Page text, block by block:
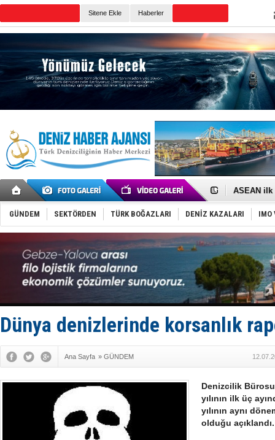
Sitene Ekle Haberler
D-Marin,
ASEAN ilk
TAYK -
İstanbul
Tersane
İngiliz
FESCO,
DESE,
35 milyon
İnsansız
Anadolu
GÜNDEM SEKTÖRDEN TÜRK BOĞAZLARI DENİZ KAZALARI IMO
Dünya denizlerinde korsanlık
Ana Sayfa » GÜNDEM
Denizcilik
yılının ilk üç
yılının aynı
olduğu açıklandı.